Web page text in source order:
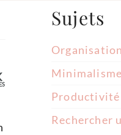
Sujets
Organisation
Minimalisme
Productivité
Rechercher